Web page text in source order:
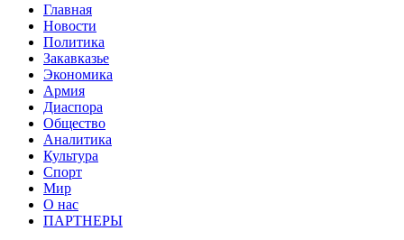
Главная
Новости
Политика
Закавказье
Экономика
Армия
Диаспора
Общество
Аналитика
Культура
Спорт
Мир
О нас
ПАРТНЕРЫ